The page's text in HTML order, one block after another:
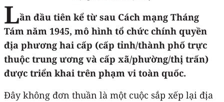
Lần đầu tiên kể từ sau Cách mạng Tháng
Tám năm 1945, mô hình tổ chức chính quyền
địa phương hai cấp (cấp tỉnh/thành phố trực
thuộc trung ương và cấp xã/phường/thị trấn)
được triển khai trên phạm vi toàn quốc.
Đây không đơn thuần là một cuộc sắp xếp lại địa